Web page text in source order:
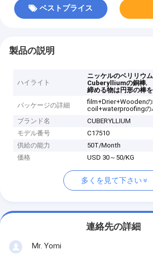
ベストプライス
製品の説明
ハイライト
ニッケルのベリリウ
Cuberylliumの銅棒,
締める物は円形の棒
パッケージの詳細
film+Drier+Woodenの
coil+waterproofingの
ブランド名
CUBERYLLIUM
モデル番号
C17510
供給の能力
50T/Month
価格
USD 30～50/KG
多くを見て下さい
連絡先の詳細
Mr. Yomi